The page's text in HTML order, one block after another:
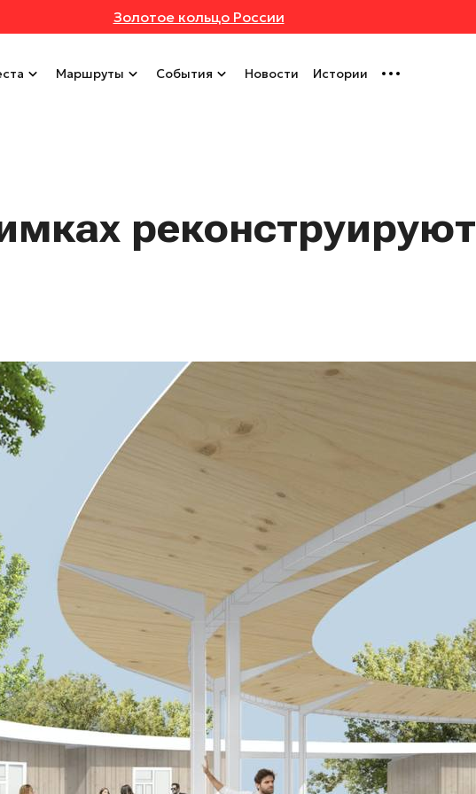
Золотое кольцо России
Маршруты События Новости Истории
реконструируют